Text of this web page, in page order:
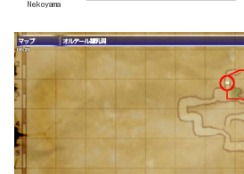
Nekoyama